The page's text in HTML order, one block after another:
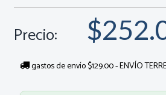
Precio:
gastos de envío $129.00 - ENVÍO